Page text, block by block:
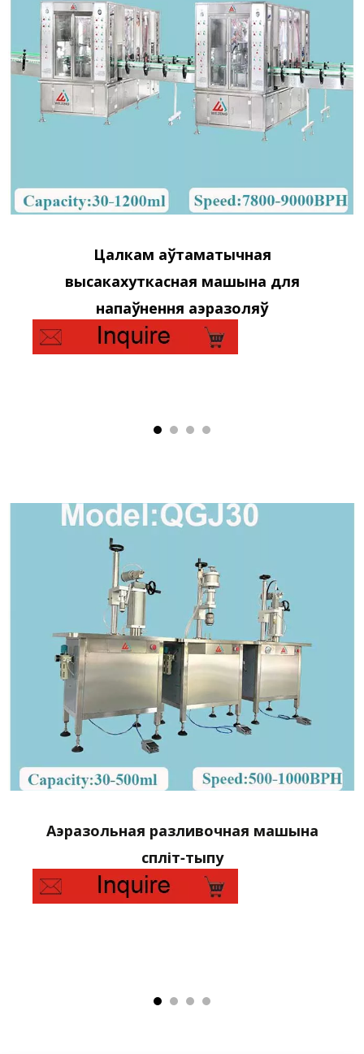
Цалкам аўтаматычная
высакахуткасная машына для
напаўнення аэразоляў
Аэразольная разливочная машына
спліт-тыпу